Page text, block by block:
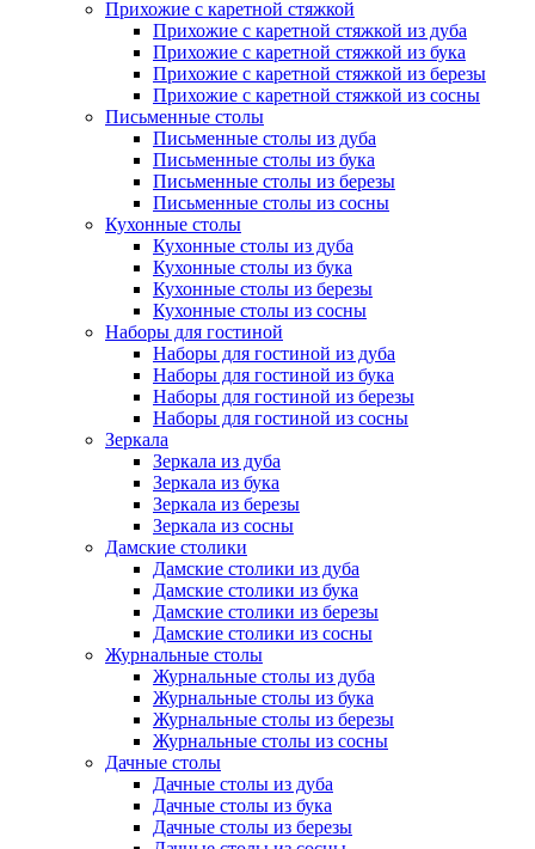
Прихожие с каретной стяжкой
Прихожие с каретной стяжкой из дуба
Прихожие с каретной стяжкой из бука
Прихожие с каретной стяжкой из березы
Прихожие с каретной стяжкой из сосны
Письменные столы
Письменные столы из дуба
Письменные столы из бука
Письменные столы из березы
Письменные столы из сосны
Кухонные столы
Кухонные столы из дуба
Кухонные столы из бука
Кухонные столы из березы
Кухонные столы из сосны
Наборы для гостиной
Наборы для гостиной из дуба
Наборы для гостиной из бука
Наборы для гостиной из березы
Наборы для гостиной из сосны
Зеркала
Зеркала из дуба
Зеркала из бука
Зеркала из березы
Зеркала из сосны
Дамские столики
Дамские столики из дуба
Дамские столики из бука
Дамские столики из березы
Дамские столики из сосны
Журнальные столы
Журнальные столы из дуба
Журнальные столы из бука
Журнальные столы из березы
Журнальные столы из сосны
Дачные столы
Дачные столы из дуба
Дачные столы из бука
Дачные столы из березы